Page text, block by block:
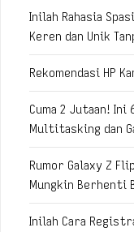
Inilah Rahasia
Keren dan Unik
Rekomendasi HP
Cuma 2 Jutaan! Ini
Multitasking dan
Rumor Galaxy Z
Mungkin Berhenti
Inilah Cara